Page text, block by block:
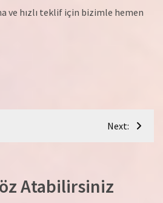
ve hızlı teklif için bizimle hemen
Next:
Atabilirsiniz